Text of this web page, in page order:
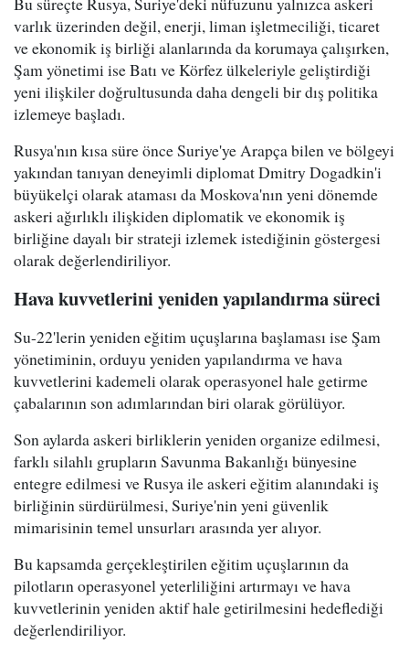
varlık üzerinden değil, enerji, liman işletmeciliği, ticaret
ve ekonomik iş birliği alanlarında da korumaya çalışırken,
Şam yönetimi ise Batı ve Körfez ülkeleriyle geliştirdiği
yeni ilişkiler doğrultusunda daha dengeli bir dış politika
izlemeye başladı.
Rusya'nın kısa süre önce Suriye'ye Arapça bilen ve bölgeyi
yakından tanıyan deneyimli diplomat Dmitry Dogadkin'i
büyükelçi olarak ataması da Moskova'nın yeni dönemde
askeri ağırlıklı ilişkiden diplomatik ve ekonomik iş
birliğine dayalı bir strateji izlemek istediğinin göstergesi
olarak değerlendiriliyor.
Hava kuvvetlerini yeniden yapılandırma süreci
Su-22'lerin yeniden eğitim uçuşlarına başlaması ise Şam
yönetiminin, orduyu yeniden yapılandırma ve hava
kuvvetlerini kademeli olarak operasyonel hale getirme
çabalarının son adımlarından biri olarak görülüyor.
Son aylarda askeri birliklerin yeniden organize edilmesi,
farklı silahlı grupların Savunma Bakanlığı bünyesine
entegre edilmesi ve Rusya ile askeri eğitim alanındaki iş
birliğinin sürdürülmesi, Suriye'nin yeni güvenlik
mimarisinin temel unsurları arasında yer alıyor.
Bu kapsamda gerçekleştirilen eğitim uçuşlarının da
pilotların operasyonel yeterliliğini artırmayı ve hava
kuvvetlerinin yeniden aktif hale getirilmesini hedeflediği
değerlendiriliyor.